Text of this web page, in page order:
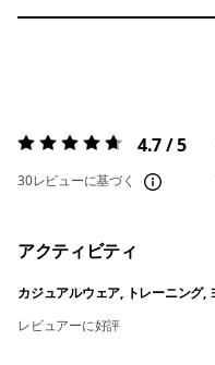
評価:4.7 / 5 4.7 / 5
30レビューに基づく
アクティビティ
カジュアルウェア, トレーニング,
レビュアーに好評